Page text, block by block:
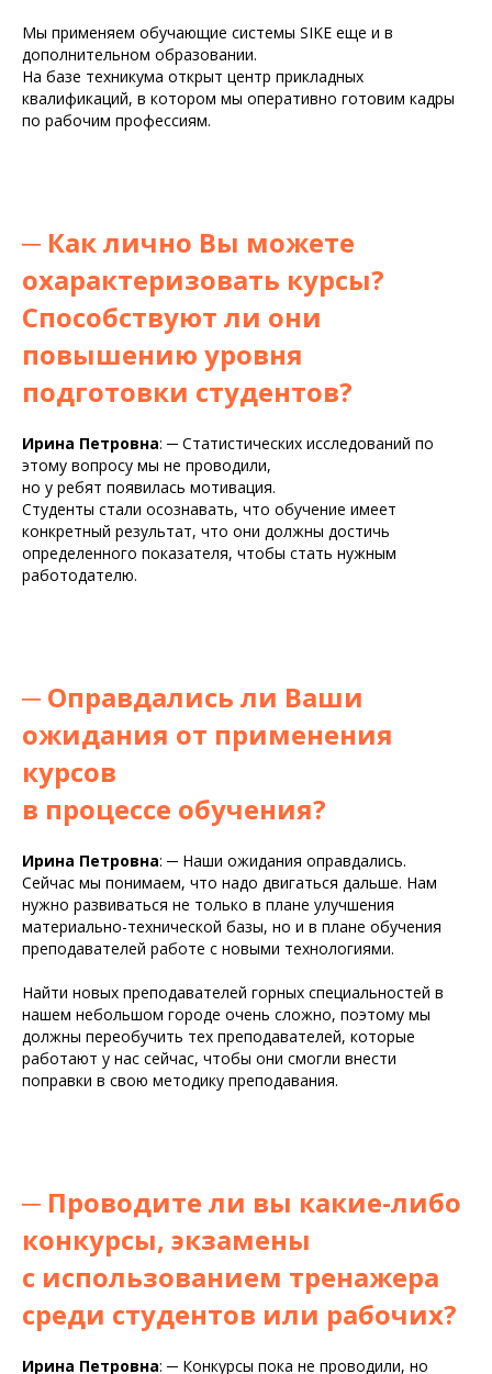
Мы применяем обучающие системы SIKE еще и в
дополнительном образовании.
На базе техникума открыт центр прикладных
квалификаций, в котором мы оперативно готовим кадры
по рабочим профессиям.
─ Как лично Вы можете
охарактеризовать курсы?
Способствуют ли они
повышению уровня
подготовки студентов?
Ирина Петровна: ─ Статистических исследований по
этому вопросу мы не проводили,
но у ребят появилась мотивация.
Студенты стали осознавать, что обучение имеет
конкретный результат, что они должны достичь
определенного показателя, чтобы стать нужным
работодателю.
─Оправдались ли Ваши
ожидания от применения
курсов
в процессе обучения?
Ирина Петровна: ─ Наши ожидания оправдались.
Сейчас мы понимаем, что надо двигаться дальше. Нам
нужно развиваться не только в плане улучшения
материально-технической базы, но и в плане обучения
преподавателей работе с новыми технологиями.
Найти новых преподавателей горных специальностей в
нашем небольшом городе очень сложно, поэтому мы
должны переобучить тех преподавателей, которые
работают у нас сейчас, чтобы они смогли внести
поправки в свою методику преподавания.
─ Проводите ли вы какие-либо
конкурсы, экзамены
с использованием тренажера
среди студентов или рабочих?
Ирина Петровна: ─ Конкурсы пока не проводили, но